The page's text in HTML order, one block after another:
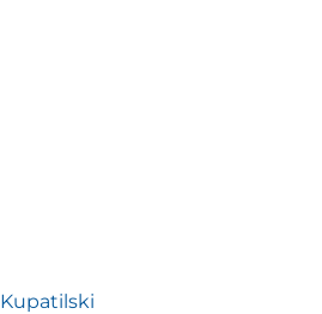
Kupatilski